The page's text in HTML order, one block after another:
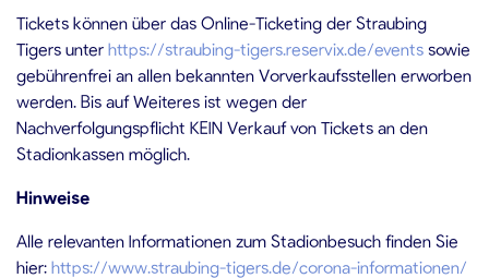
Tickets können über das Online-Ticketing der Straubing
Tigers unter https://straubing-tigers.reservix.de/events sowie
gebührenfrei an allen bekannten Vorverkaufsstellen erworben
werden. Bis auf Weiteres ist wegen der
Nachverfolgungspflicht KEIN Verkauf von Tickets an den
Stadionkassen möglich.
Hinweise
Alle relevanten Informationen zum Stadionbesuch finden Sie
hier: https://www.straubing-tigers.de/corona-informationen/